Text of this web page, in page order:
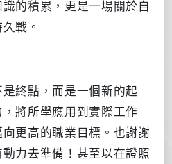
的積累，更是一場關於自
戰。
終點，而是一個新的起
將所學應用到實際工作
更高的職業目標。也謝謝
力去準備！甚至以在證照